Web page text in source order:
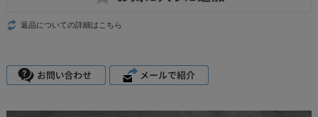
返品についての詳細はこちら